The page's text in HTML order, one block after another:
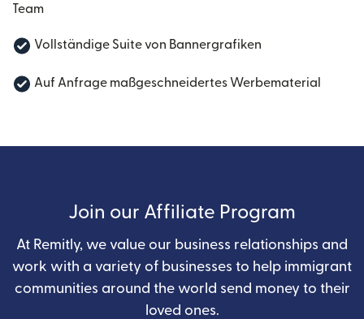
Team
Vollständige Suite von Bannergrafiken
Auf Anfrage maßgeschneidertes Werbematerial
Join our Affiliate Program
At Remitly, we value our business relationships and
work with a variety of businesses to help immigrant
communities around the world send money to their
loved ones.